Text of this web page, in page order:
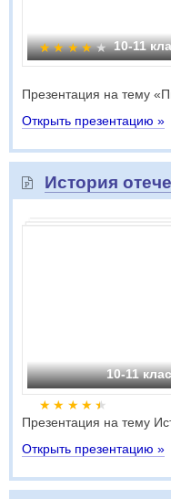
10-11
Презентация на тему
Открыть презентацию »
История
10-11
Презентация на тему
Открыть презентацию »